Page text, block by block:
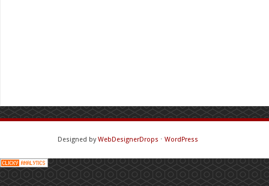
Designed byWebDesignerDrops ⋅ WordPress